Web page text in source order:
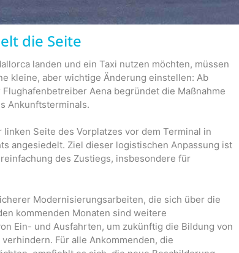
die Seite
landen und ein Taxi nutzen möchten, müssen
kleine, aber wichtige Änderung einstellen: Ab
Aena begründet die Maßnahme
Ankunftsterminals.
Seite des Vorplatzes vor dem Terminal in
angesiedelt. Ziel dieser logistischen Anpassung ist
des Zustiegs, insbesondere für
Modernisierungsarbeiten, die sich über die
kommenden Monaten sind weitere
Ein- und Ausfahrten, um zukünftig die Bildung von
Für alle Ankommenden, die